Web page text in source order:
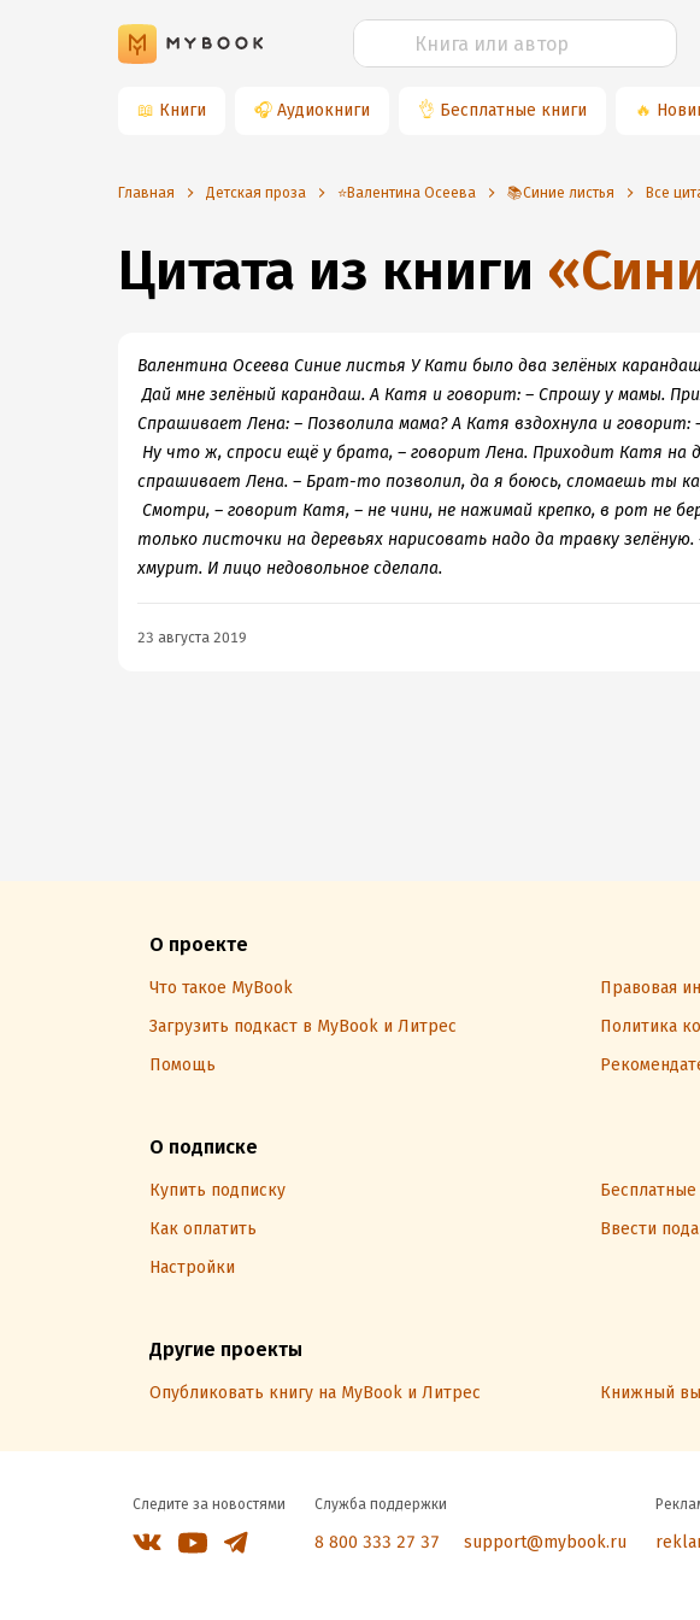
📖 Книги 🎧 Аудиокниги 👌 Бесплатные книги 🔥
Главная Детская проза ⭐️Валентина Осеева 📚Синие листья Все
Цитата из книги «
Валентина Осеева Синие листья У Кати было два зелёных
Дай мне зелёный карандаш. А Катя и говорит: – Спрошу у мамы.
Спрашивает Лена: – Позволила мама? А Катя вздохнула и
Ну что ж, спроси ещё у брата, – говорит Лена. Приходит Катя на
спрашивает Лена. – Брат-то позволил, да я боюсь, сломаешь ты
Смотри, – говорит Катя, – не чини, не нажимай крепко, в рот не
только листочки на деревьях нарисовать надо да травку
хмурит. И лицо недовольное сделала.
23 августа 2019
О проекте
Что такое MyBook Правовая
Загрузить подкаст в MyBook и Литрес
Политика
Помощь
О подписке
Купить подписку Бесплатные
Как оплатить
Ввести
Настройки
Другие проекты
Опубликовать книгу на MyBook и Литрес Книжный
Следите за новостями Служба поддержки
8 800 333 27 37 support@mybook.ru